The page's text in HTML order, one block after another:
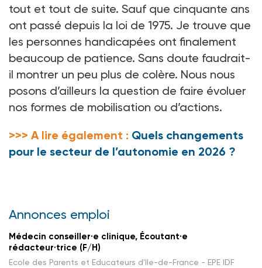
tout et tout de suite. Sauf que cinquante ans
ont passé depuis la loi de 1975. Je trouve que
les personnes handicapées ont finalement
beaucoup de patience. Sans doute faudrait-
il montrer un peu plus de colère. Nous nous
posons d’ailleurs la question de faire évoluer
nos formes de mobilisation ou d’actions.
>>> A lire également : Quels changements
pour le secteur de l’autonomie en 2026 ?
Annonces emploi
Médecin conseiller·e clinique, Écoutant·e
rédacteur·trice (F/H)
Ecole des Parents et Educateurs d'Ile-de-France - EPE IDF